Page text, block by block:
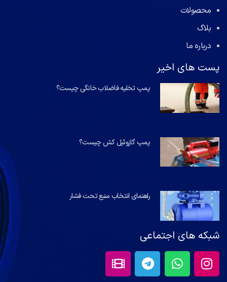
محصولات
بلاگ
درباره ما
پست های اخیر
پمپ تخلیه فاضلاب خانگی چیست؟
پمپ گازوئیل کش چیست؟
راهنمای انتخاب منبع تحت فشار
شبکه های اجتماعی